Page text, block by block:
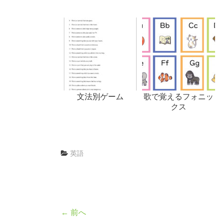
文法別ゲーム
歌で覚えるフォニッ
クス
英語
← 前へ